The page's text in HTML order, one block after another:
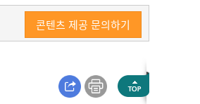
콘텐츠 제공 문의하기